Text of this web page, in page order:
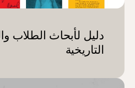
دليل لأبحاث الطلاب
التاريخية